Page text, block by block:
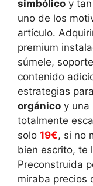
simbólico y
uno de los
artículo.
premium
súmele,
contenido
estrategias para
orgánico y una
totalmente
solo 19€, si no
bien escrito, te
Preconstruida
miraba precios